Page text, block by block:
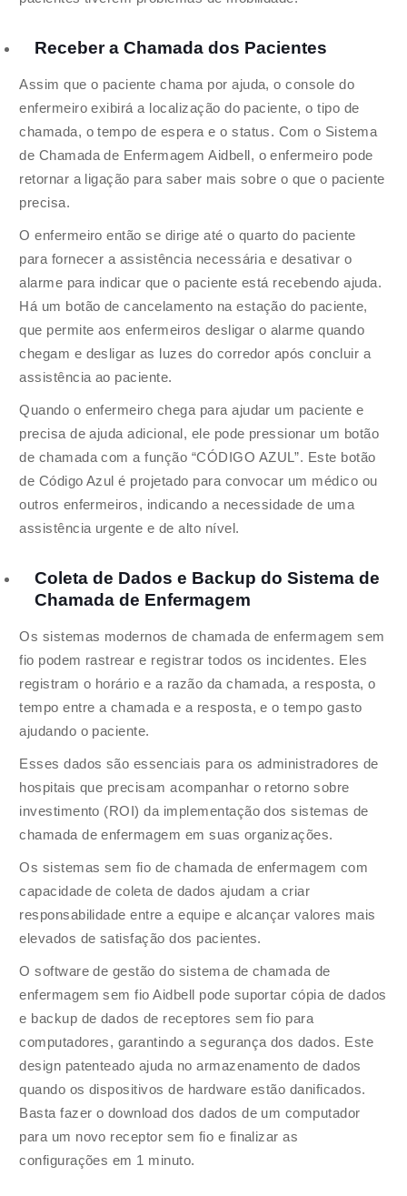
Receber a Chamada dos Pacientes
Assim que o paciente chama por ajuda, o console do
enfermeiro exibirá a localização do paciente, o tipo de
chamada, o tempo de espera e o status. Com o Sistema
de Chamada de Enfermagem Aidbell, o enfermeiro pode
retornar a ligação para saber mais sobre o que o paciente
precisa.
O enfermeiro então se dirige até o quarto do paciente
para fornecer a assistência necessária e desativar o
alarme para indicar que o paciente está recebendo ajuda.
Há um botão de cancelamento na estação do paciente,
que permite aos enfermeiros desligar o alarme quando
chegam e desligar as luzes do corredor após concluir a
assistência ao paciente.
Quando o enfermeiro chega para ajudar um paciente e
precisa de ajuda adicional, ele pode pressionar um botão
de chamada com a função “CÓDIGO AZUL”. Este botão
de Código Azul é projetado para convocar um médico ou
outros enfermeiros, indicando a necessidade de uma
assistência urgente e de alto nível.
Coleta de Dados e Backup do Sistema de
Chamada de Enfermagem
Os sistemas modernos de chamada de enfermagem sem
fio podem rastrear e registrar todos os incidentes. Eles
registram o horário e a razão da chamada, a resposta, o
tempo entre a chamada e a resposta, e o tempo gasto
ajudando o paciente.
Esses dados são essenciais para os administradores de
hospitais que precisam acompanhar o retorno sobre
investimento (ROI) da implementação dos sistemas de
chamada de enfermagem em suas organizações.
Os sistemas sem fio de chamada de enfermagem com
capacidade de coleta de dados ajudam a criar
responsabilidade entre a equipe e alcançar valores mais
elevados de satisfação dos pacientes.
O software de gestão do sistema de chamada de
enfermagem sem fio Aidbell pode suportar cópia de dados
e backup de dados de receptores sem fio para
computadores, garantindo a segurança dos dados. Este
design patenteado ajuda no armazenamento de dados
quando os dispositivos de hardware estão danificados.
Basta fazer o download dos dados de um computador
para um novo receptor sem fio e finalizar as
configurações em 1 minuto.